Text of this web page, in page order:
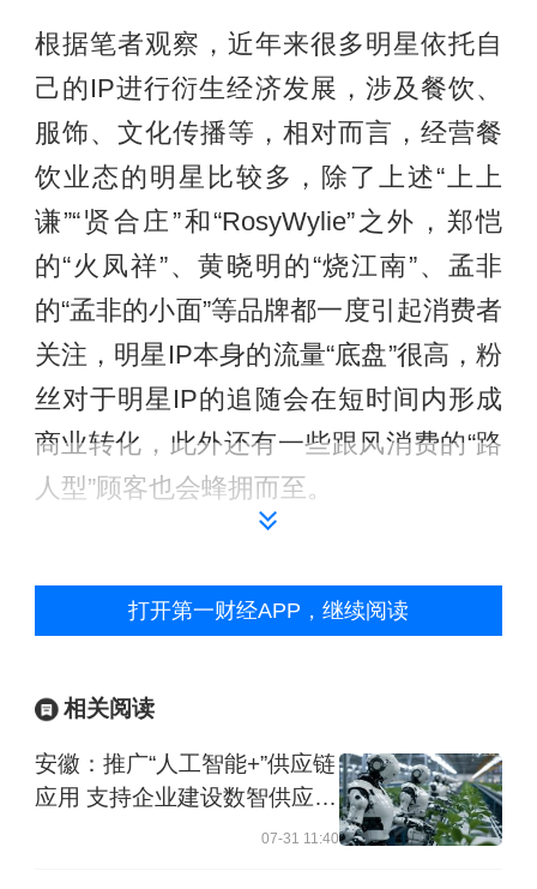
根据笔者观察，近年来很多明星依托自
己的IP进行衍生经济发展，涉及餐饮、
服饰、文化传播等，相对而言，经营餐
饮业态的明星比较多，除了上述“上上
谦”“贤合庄”和“RosyWylie”之外，郑恺
的“火凤祥”、黄晓明的“烧江南”、孟非
的“孟非的小面”等品牌都一度引起消费者
关注，明星IP本身的流量“底盘”很高，粉
丝对于明星IP的追随会在短时间内形成
商业转化，此外还有一些跟风消费的“路
人型”顾客也会蜂拥而至。
做哪种业态，一定要了解产品的核心价
工等，而做餐饮则要懂得菜品、价格与
点就是标准化，西餐可以将食物的油炸
时间精准到秒，而中餐很多菜品就是靠
打开第一财经APP，继续阅读
相关阅读
安徽：推广“人工智能+”供应链
应用 支持企业建设数智供应链
07-31 11:40